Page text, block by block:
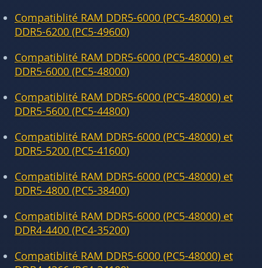
Compatiblité RAM DDR5-6000 (PC5-48000) et
DDR5-6200 (PC5-49600)
Compatiblité RAM DDR5-6000 (PC5-48000) et
DDR5-6000 (PC5-48000)
Compatiblité RAM DDR5-6000 (PC5-48000) et
DDR5-5600 (PC5-44800)
Compatiblité RAM DDR5-6000 (PC5-48000) et
DDR5-5200 (PC5-41600)
Compatiblité RAM DDR5-6000 (PC5-48000) et
DDR5-4800 (PC5-38400)
Compatiblité RAM DDR5-6000 (PC5-48000) et
DDR4-4400 (PC4-35200)
Compatiblité RAM DDR5-6000 (PC5-48000) et